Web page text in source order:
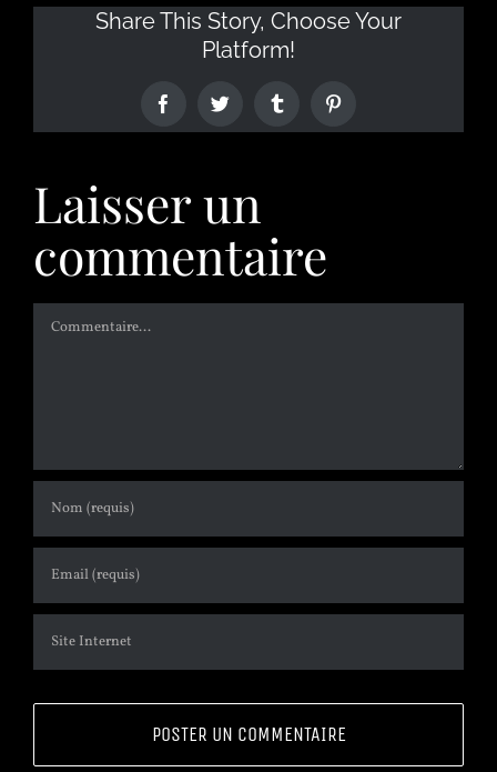
Share This Story, Choose Your
Platform!
Laisser un
commentaire